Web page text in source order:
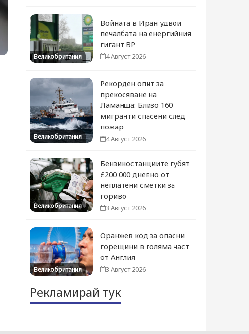
Великобритания
Войната в Иран удвои
печалбата на енергийния
гигант BP
4 Август 2026
Великобритания
Рекорден опит за
прекосяване на
Ламанша: Близо 160
мигранти спасени след
пожар
4 Август 2026
Великобритания
Бензиностанциите губят
£200 000 дневно от
неплатени сметки за
гориво
3 Август 2026
Великобритания
Оранжев код за опасни
горещини в голяма част
от Англия
3 Август 2026
Рекламирай тук